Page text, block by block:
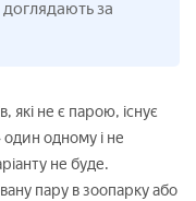
за
не є парою, існує
одному і не
не буде.
пару в зоопарку або